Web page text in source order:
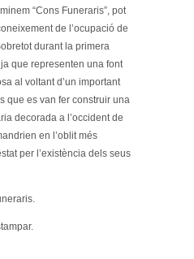
“Cons Funeraris”, pot
de l’ocupació de
durant la primera
que representen una font
al voltant d’un important
que es van fer construir una
decorada a l’occident de
en l’oblit més
per l’existència dels seus